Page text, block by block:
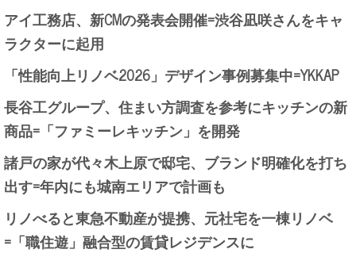
アイ工務店、新CMの発表会開催=渋谷凪咲さんをキャ
ラクターに起用
「性能向上リノベ2026」デザイン事例募集中=YKKAP
長谷工グループ、住まい方調査を参考にキッチンの新
商品=「ファミーレキッチン」を開発
諸戸の家が代々木上原で邸宅、ブランド明確化を打ち
出す=年内にも城南エリアで計画も
リノべると東急不動産が提携、元社宅を一棟リノベ
=「職住遊」融合型の賃貸レジデンスに